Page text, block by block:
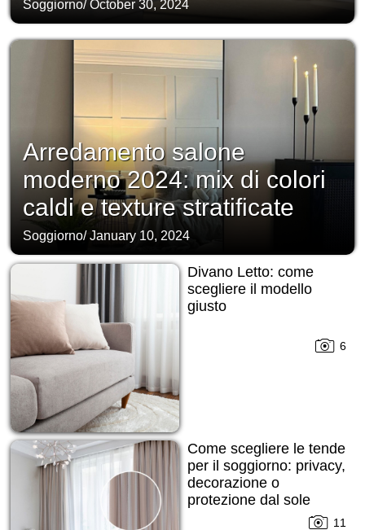
Soggiorno/October 30, 2024
Arredamento salone
moderno 2024: mix di colori
caldi e texture stratificate
Soggiorno/January 10, 2024
Divano Letto: come
scegliere il modello
giusto
6
Come scegliere le tende
per il soggiorno: privacy,
decorazione o
protezione dal sole
11